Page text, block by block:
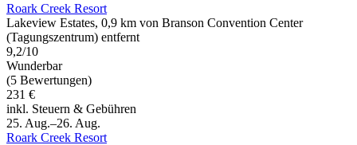
Roark Creek Resort
Lakeview Estates, 0,9 km von Branson Convention Center
(Tagungszentrum) entfernt
9,2/10
Wunderbar
(5 Bewertungen)
231 €
inkl. Steuern & Gebühren
25. Aug.–26. Aug.
Roark Creek Resort